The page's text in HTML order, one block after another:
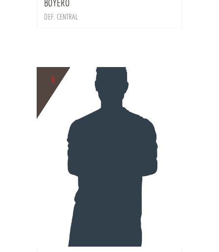
BOYERO
DEF. CENTRAL
6